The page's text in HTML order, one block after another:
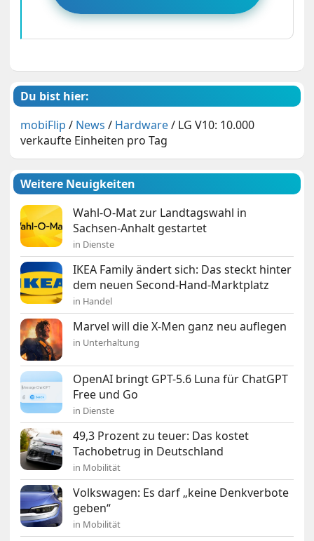
Du bist hier:
mobiFlip / News / Hardware/ LG V10: 10.000
verkaufte Einheiten pro Tag
Weitere Neuigkeiten
Wahl-O-Mat zur Landtagswahl in
Sachsen-Anhalt gestartet
in Dienste
IKEA Family ändert sich: Das steckt hinter
dem neuen Second-Hand-Marktplatz
in Handel
Marvel will die X-Men ganz neu auflegen
in Unterhaltung
OpenAI bringt GPT-5.6 Luna für ChatGPT
Free und Go
in Dienste
49,3 Prozent zu teuer: Das kostet
Tachobetrug in Deutschland
in Mobilität
Volkswagen: Es darf „keine Denkverbote
geben“
in Mobilität